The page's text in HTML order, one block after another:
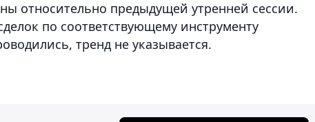
относительно предыдущей утренней сессии.
по соответствующему инструменту
тренд не указывается.